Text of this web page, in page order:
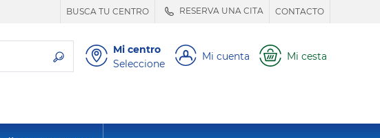
BUSCA TU CENTRO RESERVA UNA CITA CONTACTO
Mi centro
Seleccione
Mi cuenta Mi cesta